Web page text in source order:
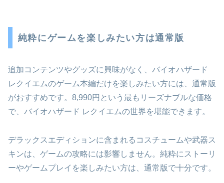
純粋にゲームを楽しみたい方は通常版
追加コンテンツやグッズに興味がなく、バイオハザード
レクイエムのゲーム本編だけを楽しみたい方には、通常版
がおすすめです。8,990円という最もリーズナブルな価格
で、バイオハザード レクイエムの世界を堪能できます。
デラックスエディションに含まれるコスチュームや武器ス
キンは、ゲームの攻略には影響しません。純粋にストーリ
ーやゲームプレイを楽しみたい方は、通常版で十分です。